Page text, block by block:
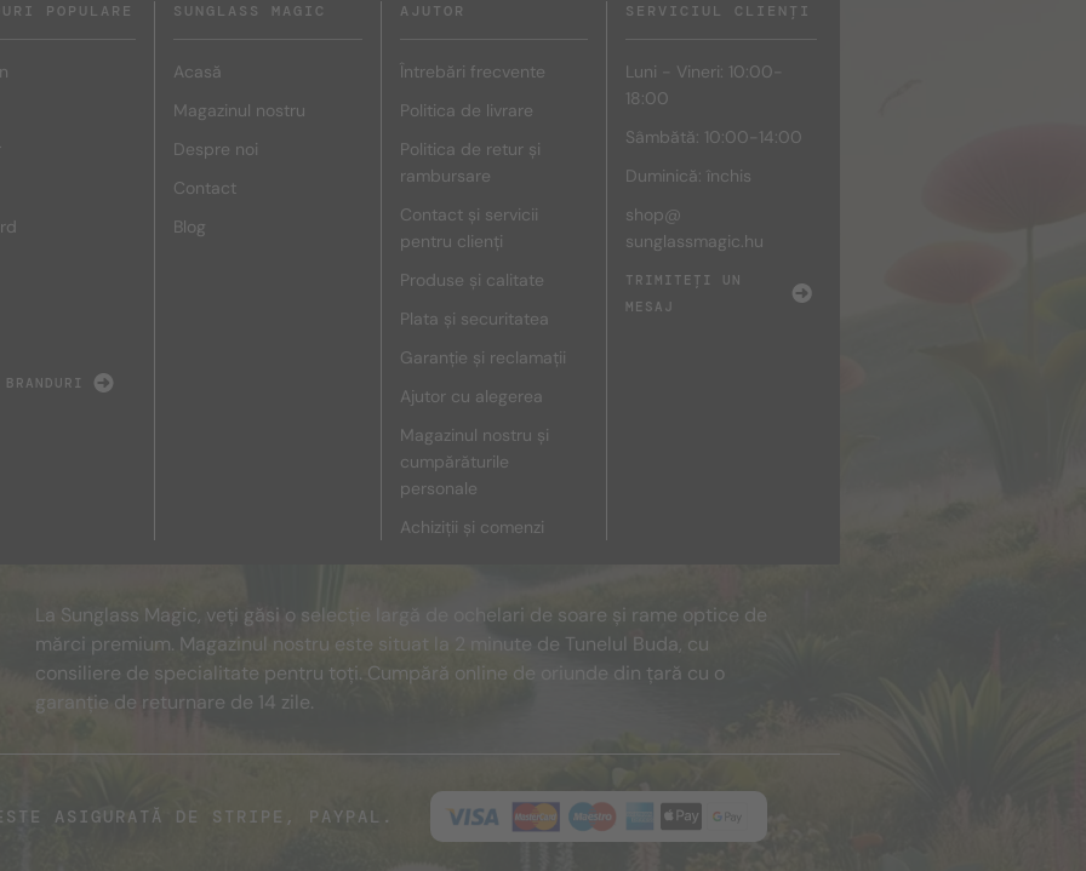
POPULARE SUNGLASS MAGIC
Acasă
Magazinul nostru
Despre noi
Contact
Blog
AJUTOR
Întrebări frecvente
Politica de livrare
Politica de retur și
rambursare
Contact și servicii
pentru clienți
Produse și calitate
Plata și securitatea
Garanție și reclamații
Ajutor cu alegerea
Magazinul nostru și
cumpărăturile
personale
Achiziții și comenzi
SERVICIUL CLIENȚI
Luni - Vineri: 10:00-
18:00
Sâmbătă: 10:00-14:00
Duminică: închis
shop@
sunglassmagic.hu
TRIMITEȚI UN
MESAJ
La Sunglass Magic, veți găsi o selecție largă de ochelari de soare și rame optice de
mărci premium. Magazinul nostru este situat la 2 minute de Tunelul Buda, cu
consiliere de specialitate pentru toți. Cumpără online de oriunde din țară cu o
garanție de returnare de 14 zile.
ASIGURATĂ DE STRIPE, PAYPAL.